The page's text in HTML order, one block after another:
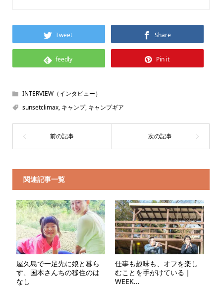
Tweet Share
feedly Pin it
INTERVIEW（インタビュー）
sunsetclimax, キャンプ, キャンプギア
関連記事一覧
屋久島で一足先に娘と暮ら
す、国本さんちの移住のは
なし
仕事も趣味も、オフを楽し
むことを手がけている｜
WEEK...